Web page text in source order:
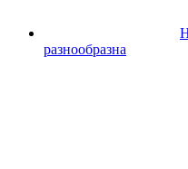
разнообразна